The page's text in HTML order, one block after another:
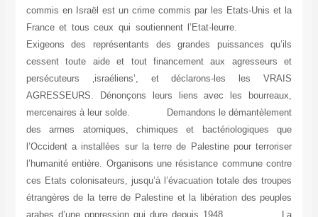
commis en Israël est un crime commis par les Etats-Unis et la
France et tous ceux qui soutiennent l’Etat-leurre.
Exigeons des représentants des grandes puissances qu’ils
cessent toute aide et tout financement aux agresseurs et
persécuteurs ‚israéliens’, et déclarons-les les VRAIS
AGRESSEURS. Dénonçons leurs liens avec les bourreaux,
mercenaires à leur solde. Demandons le démantèlement
des armes atomiques, chimiques et bactériologiques que
l’Occident a installées sur la terre de Palestine pour terroriser
l’humanité entière. Organisons une résistance commune contre
ces Etats colonisateurs, jusqu’à l’évacuation totale des troupes
étrangères de la terre de Palestine et la libération des peuples
arabes d’une oppression qui dure depuis 1948. La